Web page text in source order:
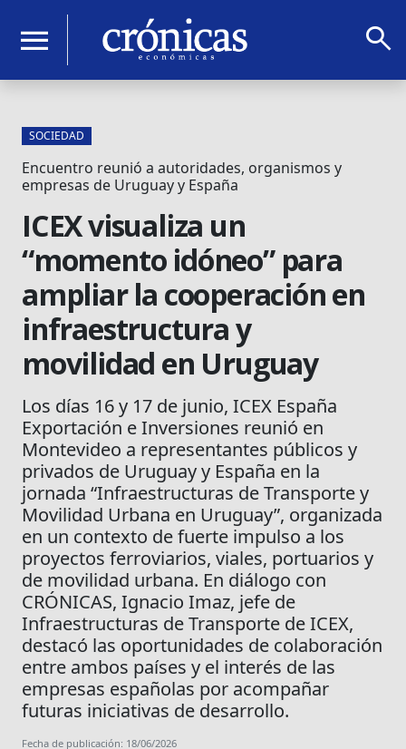
menu search
SOCIEDAD
Encuentro reunió a autoridades, organismos y
empresas de Uruguay y España
ICEX visualiza un
“momento idóneo” para
ampliar la cooperación en
infraestructura y
movilidad en Uruguay
Los días 16 y 17 de junio, ICEX España
Exportación e Inversiones reunió en
Montevideo a representantes públicos y
privados de Uruguay y España en la
jornada “Infraestructuras de Transporte y
Movilidad Urbana en Uruguay”, organizada
en un contexto de fuerte impulso a los
proyectos ferroviarios, viales, portuarios y
de movilidad urbana. En diálogo con
CRÓNICAS, Ignacio Imaz, jefe de
Infraestructuras de Transporte de ICEX,
destacó las oportunidades de colaboración
entre ambos países y el interés de las
empresas españolas por acompañar
futuras iniciativas de desarrollo.
Fecha de publicación: 18/06/2026